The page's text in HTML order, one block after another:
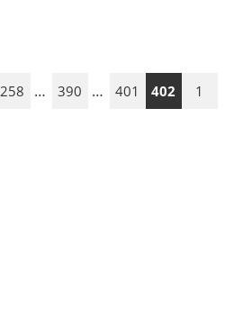
258 … 390 … 401 402 1